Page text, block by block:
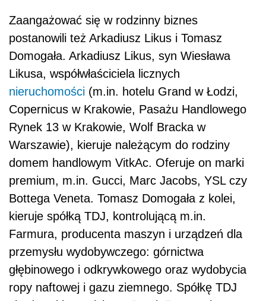
Zaangażować się w rodzinny biznes
postanowili też Arkadiusz Likus i Tomasz
Domogała. Arkadiusz Likus, syn Wiesława
Likusa, współwłaściciela licznych
nieruchomości (m.in. hotelu Grand w Łodzi,
Copernicus w Krakowie, Pasażu Handlowego
Rynek 13 w Krakowie, Wolf Bracka w
Warszawie), kieruje należącym do rodziny
domem handlowym VitkAc. Oferuje on marki
premium, m.in. Gucci, Marc Jacobs, YSL czy
Bottega Veneta. Tomasz Domogała z kolei,
kieruje spółką TDJ, kontrolującą m.in.
Farmura, producenta maszyn i urządzeń dla
przemysłu wydobywczego: górnictwa
głębinowego i odkrywkowego oraz wydobycia
ropy naftowej i gazu ziemnego. Spółkę TDJ